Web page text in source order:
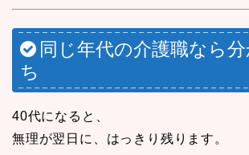
同じ年代の介護職なら
ち
40代になると、
無理が翌日に、はっきり残ります。